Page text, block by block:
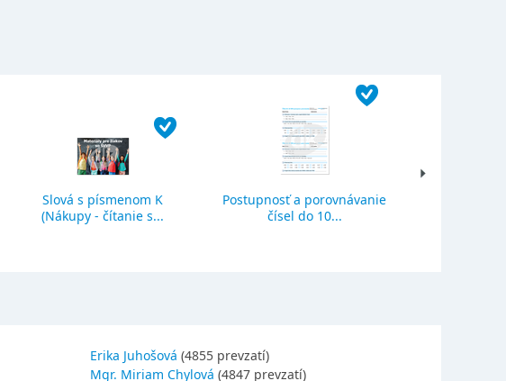
Slová s písmenom K
(Nákupy - čítanie s...
Postupnosť a porovnávanie
čísel do 10...
Erika Juhošová (4855 prevzatí)
Mgr. Miriam Chylová (4847 prevzatí)